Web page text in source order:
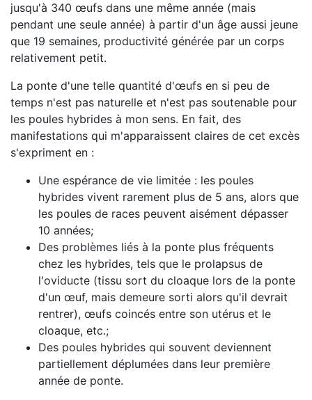
jusqu'à 340 œufs dans une même année (mais
pendant une seule année) à partir d'un âge aussi jeune
que 19 semaines, productivité générée par un corps
relativement petit.
La ponte d'une telle quantité d'œufs en si peu de
temps n'est pas naturelle et n'est pas soutenable pour
les poules hybrides à mon sens. En fait, des
manifestations qui m'apparaissent claires de cet excès
s'expriment en :
Une espérance de vie limitée : les poules
hybrides vivent rarement plus de 5 ans, alors que
les poules de races peuvent aisément dépasser
10 années;
Des problèmes liés à la ponte plus fréquents
chez les hybrides, tels que le prolapsus de
l'oviducte (tissu sort du cloaque lors de la ponte
d'un œuf, mais demeure sorti alors qu'il devrait
rentrer), œufs coincés entre son utérus et le
cloaque, etc.;
Des poules hybrides qui souvent deviennent
partiellement déplumées dans leur première
année de ponte.